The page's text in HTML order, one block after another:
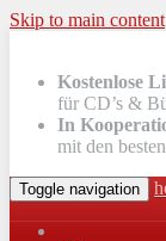
Skip to main content
Kostenlose
für CD’s &
In
mit den
Toggle navigation